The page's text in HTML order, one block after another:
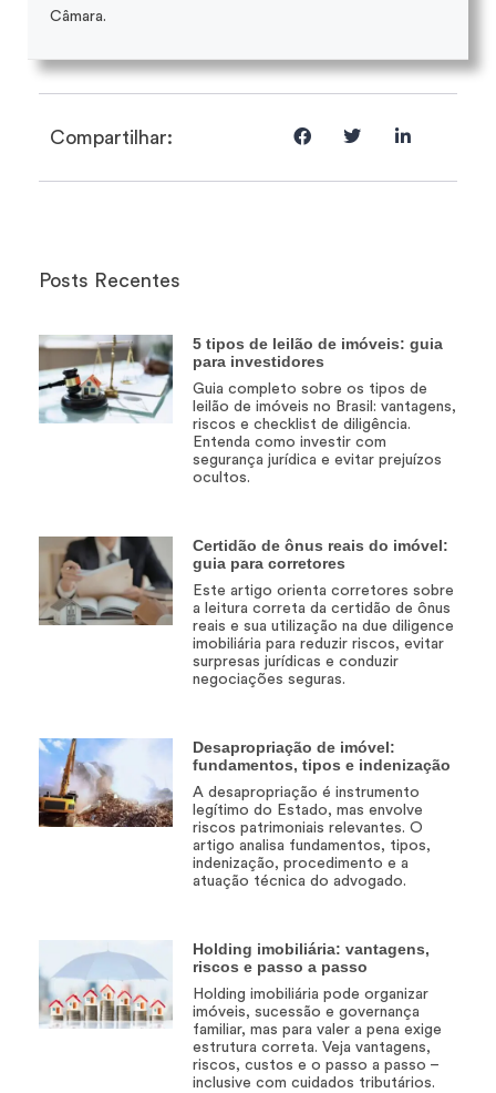
Câmara.
Compartilhar:
Posts Recentes
5 tipos de leilão de imóveis: guia
para investidores
Guia completo sobre os tipos de
leilão de imóveis no Brasil: vantagens,
riscos e checklist de diligência.
Entenda como investir com
segurança jurídica e evitar prejuízos
ocultos.
Certidão de ônus reais do imóvel:
guia para corretores
Este artigo orienta corretores sobre
a leitura correta da certidão de ônus
reais e sua utilização na due diligence
imobiliária para reduzir riscos, evitar
surpresas jurídicas e conduzir
negociações seguras.
Desapropriação de imóvel:
fundamentos, tipos e indenização
A desapropriação é instrumento
legítimo do Estado, mas envolve
riscos patrimoniais relevantes. O
artigo analisa fundamentos, tipos,
indenização, procedimento e a
atuação técnica do advogado.
Holding imobiliária: vantagens,
riscos e passo a passo
Holding imobiliária pode organizar
imóveis, sucessão e governança
familiar, mas para valer a pena exige
estrutura correta. Veja vantagens,
riscos, custos e o passo a passo –
inclusive com cuidados tributários.